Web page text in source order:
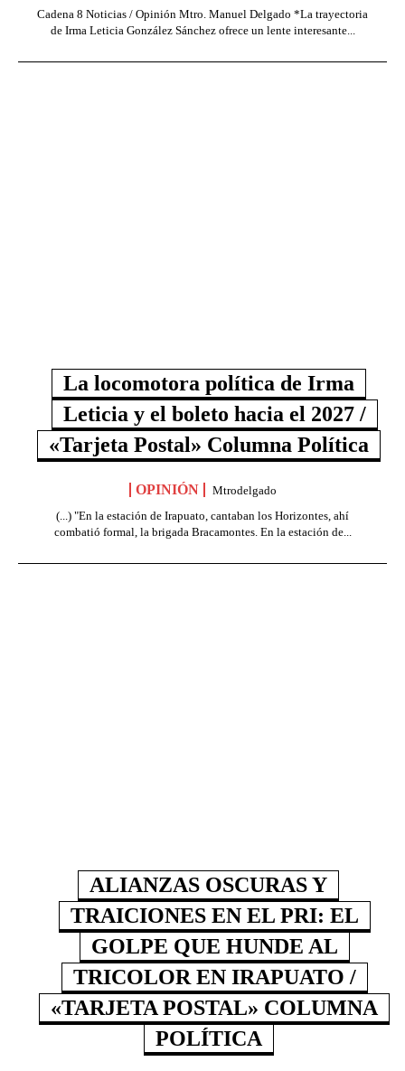
Cadena 8 Noticias / Opinión Mtro. Manuel Delgado *La trayectoria
de Irma Leticia González Sánchez ofrece un lente interesante...
La locomotora política de Irma
Leticia y el boleto hacia el 2027 /
«Tarjeta Postal» Columna Política
OPINIÓN
Mtrodelgado
(...) "En la estación de Irapuato, cantaban los Horizontes, ahí
combatió formal, la brigada Bracamontes. En la estación de...
ALIANZAS OSCURAS Y
TRAICIONES EN EL PRI: EL
GOLPE QUE HUNDE AL
TRICOLOR EN IRAPUATO /
«TARJETA POSTAL» COLUMNA
POLÍTICA